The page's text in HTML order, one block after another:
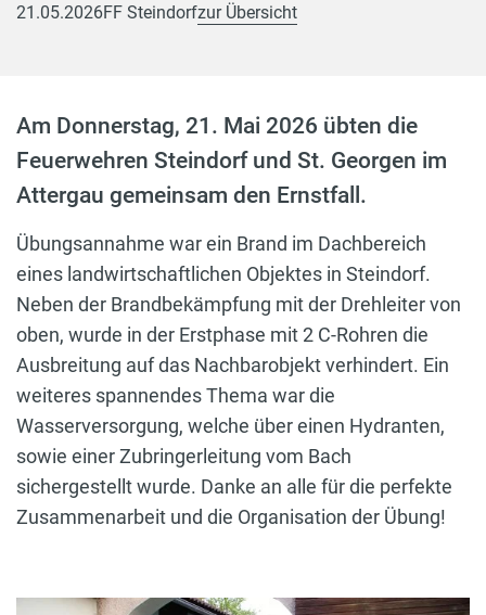
21.05.2026FF Steindorfzur Übersicht
Am Donnerstag, 21. Mai 2026 übten die
Feuerwehren Steindorf und St. Georgen im
Attergau gemeinsam den Ernstfall.
Übungsannahme war ein Brand im Dachbereich
eines landwirtschaftlichen Objektes in Steindorf.
Neben der Brandbekämpfung mit der Drehleiter von
oben, wurde in der Erstphase mit 2 C-Rohren die
Ausbreitung auf das Nachbarobjekt verhindert. Ein
weiteres spannendes Thema war die
Wasserversorgung, welche über einen Hydranten,
sowie einer Zubringerleitung vom Bach
sichergestellt wurde. Danke an alle für die perfekte
Zusammenarbeit und die Organisation der Übung!